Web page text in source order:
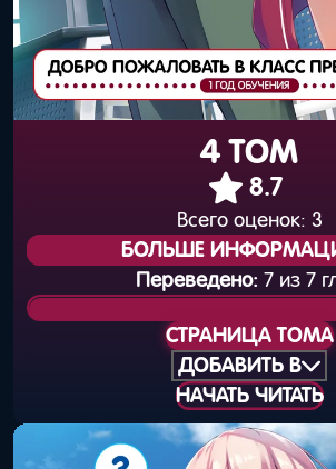
4 ТОМ
8.7
Всего оценок: 3
БОЛЬШЕ
Статус издания:
Общая нумерация:
Дата выхода
(книга):
25
Переведено: 7 из 7
СТРАНИЦА ТОМА
ДОБАВИТЬ В
НАЧАТЬ ЧИТАТЬ